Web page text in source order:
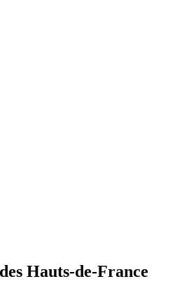
Hauts-de-France